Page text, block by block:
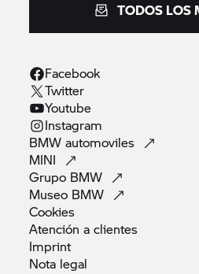
TODOS LOS
Facebook
Twitter
Youtube
Instagram
BMWautomoviles
MINI
Grupo BMW
Museo BMW
Cookies
Atención aclientes
Imprint
Nota legal